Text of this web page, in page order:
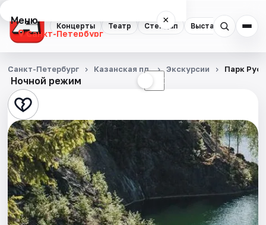
Концерты Театр Стендап Выставки
Меню ×
Санкт-Петербург
Концерты
Театр
Стендап
Выставки
Квесты
Экскурсии
Ночной режим ☾
Санкт-Петербург Казанская пл. Экскурсии Парк